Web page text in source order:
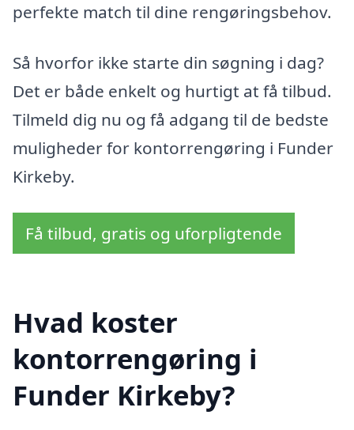
perfekte match til dine rengøringsbehov.
Så hvorfor ikke starte din søgning i dag?
Det er både enkelt og hurtigt at få tilbud.
Tilmeld dig nu og få adgang til de bedste
muligheder for kontorrengøring i Funder
Kirkeby.
Få tilbud, gratis og uforpligtende
Hvad koster
kontorrengøring i
Funder Kirkeby?